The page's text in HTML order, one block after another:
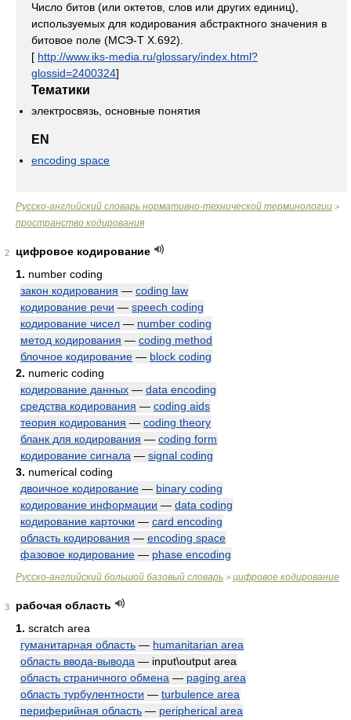
Число битов (или октетов, слов или других единиц),
используемых для кодирования абстрактного значения в
битовое поле (МСЭ-Т Х.692).
[ http://www.iks-media.ru/glossary/index.html?
glossid=2400324]
Тематики
электросвязь, основные понятия
EN
encoding space
Русско-английский словарь нормативно-технической терминологии >
пространство кодирования
2
цифровое кодирование
1. number coding
закон кодирования — coding law
кодирование речи — speech coding
кодирование чисел — number coding
метод кодирования — coding method
блочное кодирование — block coding
2. numeric coding
кодирование данных — data encoding
средства кодирования — coding aids
теория кодирования — coding theory
бланк для кодирования — coding form
кодирование сигнала — signal coding
3. numerical coding
двоичное кодирование — binary coding
кодирование информации — data coding
кодирование карточки — card encoding
область кодирования — encoding space
фазовое кодирование — phase encoding
Русско-английский большой базовый словарь > цифровое кодирование
3
рабочая область
1. scratch area
гуманитарная область — humanitarian area
область ввода-вывода — input\output area
область страничного обмена — paging area
область турбулентности — turbulence area
периферийная область — peripherical area